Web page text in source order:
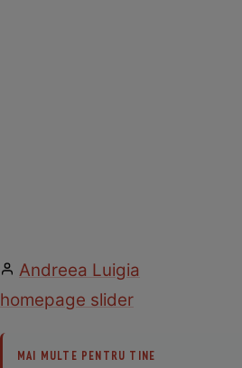
Andreea Luigia
homepage slider
MAI MULTE PENTRU TINE